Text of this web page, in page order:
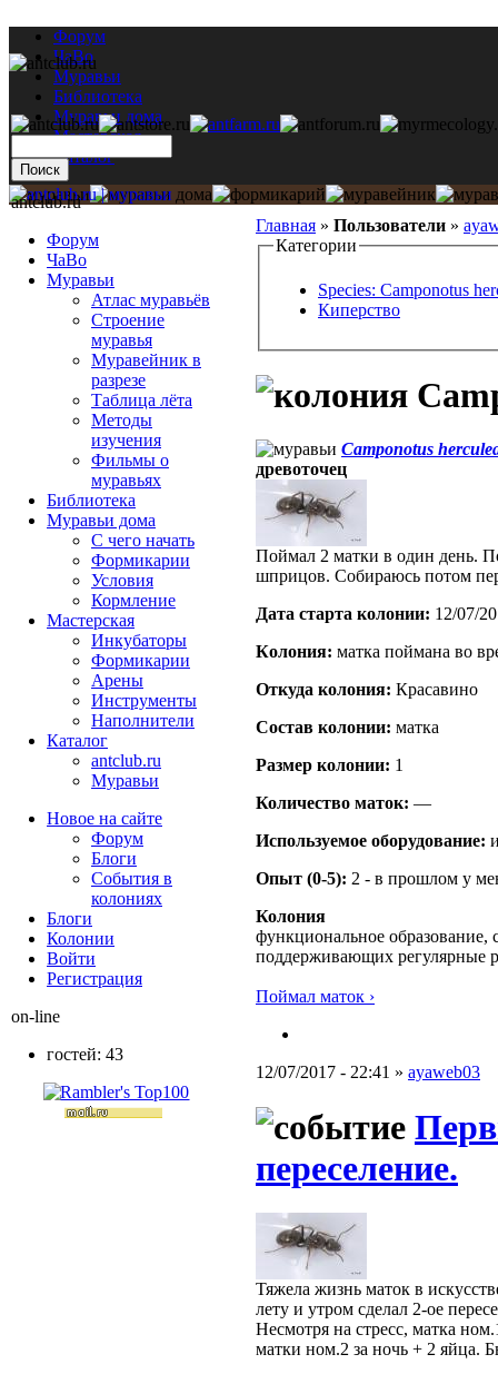
Форум
ЧаВо
Муравьи
Библиотека
Муравьи дома
Мастерская
Каталог
Главная » Пользователи »
Категории
Species: Camponotus
Киперство
Camponotus
древоточец
Поймал 2 матки в один день.
шприцов. Собираюсь потом
Дата старта кoлонии: 12/07/
Кoлония: матка поймана во
Откуда кoлония: Красавино
Состав кoлонии: матка
Размер кoлонии: 1
Количество маток: —
Используемое оборудование:
Опыт (0-5): 2 - в прошлом у
Колония
функциональное образование,
поддерживающих регулярные
Поймал маток ›
12/07/2017 - 22:41 » ayaweb03
переселение.
Тяжела жизнь маток в
лету и утром сделал 2-ое
Несмотря на стресс, матка
матки ном.2 за ночь + 2 яйца.
antclub.ru
Форум
ЧаВо
Муравьи
Атлас муравьёв
Строение
муравья
Муравейник в
разрезе
Таблица лёта
Методы
изучения
Фильмы о
муравьях
Библиотека
Муравьи дома
С чего начать
Формикарии
Условия
Кормление
Мастерская
Инкубаторы
Формикарии
Арены
Инструменты
Наполнители
Каталог
antclub.ru
Муравьи
Новое на сайте
Форум
Блоги
События в
колониях
Блоги
Колонии
Войти
Peгиcтpaция
on-line
гостей: 43